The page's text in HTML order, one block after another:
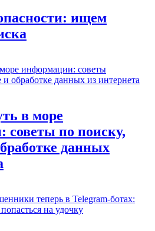
ищем
в море
советы по поиску,
данных